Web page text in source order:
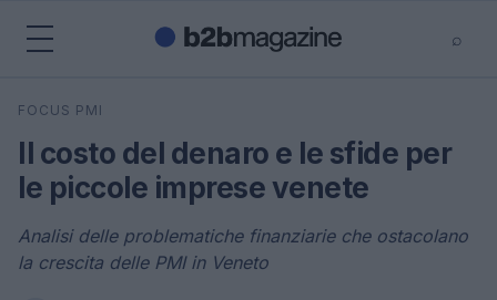
⌕
Cerca
FOCUS PMI
Il costo del denaro e le sfide per
le piccole imprese venete
Analisi delle problematiche finanziarie che ostacolano
la crescita delle PMI in Veneto